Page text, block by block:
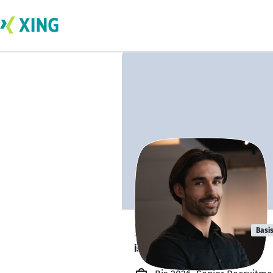
Patrick Mattes Basis
ist offen für Projekte. 🔎